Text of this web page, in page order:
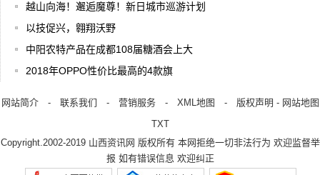
越山向海！邂逅魔尊！新日城市巡游计划
以技促兴，翱翔沃野
中阳农特产品在成都108届糖酒会上大
2018年OPPO性价比最高的4款旗
网站简介- 联系我们 - 营销服务- XML地图 - 版权声明 - 网站地图
TXT
Copyright.2002-2019 山西资讯网 版权所有 本网拒绝一切非法行为 欢迎监督举
报 如有错误信息 欢迎纠正